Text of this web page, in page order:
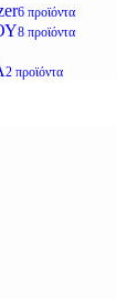
6 προϊόντα
8 προϊόντα
2 προϊόντα